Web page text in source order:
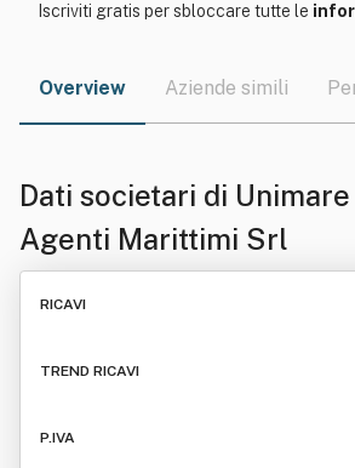
Iscriviti gratis per sbloccare tutte le
Overview Aziende simili
Dati societari di
Agenti Marittimi Srl
RICAVI
TREND RICAVI
P.IVA